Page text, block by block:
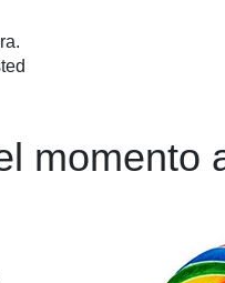
momento